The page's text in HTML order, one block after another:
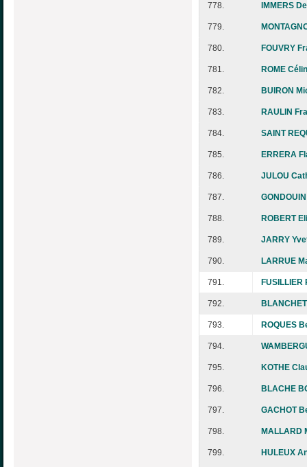
778. IMMERS
779.
780. FOUVRY
781. ROME
782. BUIRON
783. RAULIN
784. SAINT
785. ERRERA
786. JULOU
787.
788. ROBERT
789. JARRY
790. LARRUE
791. FUSILLIER
792.
793. ROQUES
794.
795. KOTHE
796. BLACHE
797. GACHOT
798. MALLARD
799. HULEUX